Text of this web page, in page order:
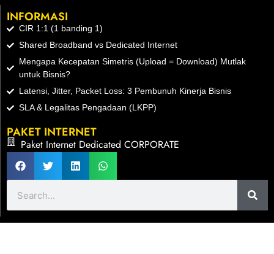
INFORMASI
CIR 1:1 (1 banding 1)
Shared Broadband vs Dedicated Internet
Mengapa Kecepatan Simetris (Upload = Download) Mutlak
untuk Bisnis?
Latensi, Jitter, Packet Loss: 3 Pembunuh Kinerja Bisnis
SLA & Legalitas Pengadaan (LKPP)
PAKET INTERNET
Paket Internet Dedicated CORPORATE